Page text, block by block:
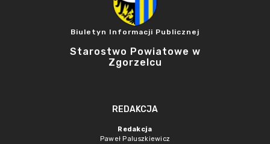
Biuletyn Informacji Publicznej
Starostwo Powiatowe w
Zgorzelcu
REDAKCJA
Redakcja
Paweł Paluszkiewicz